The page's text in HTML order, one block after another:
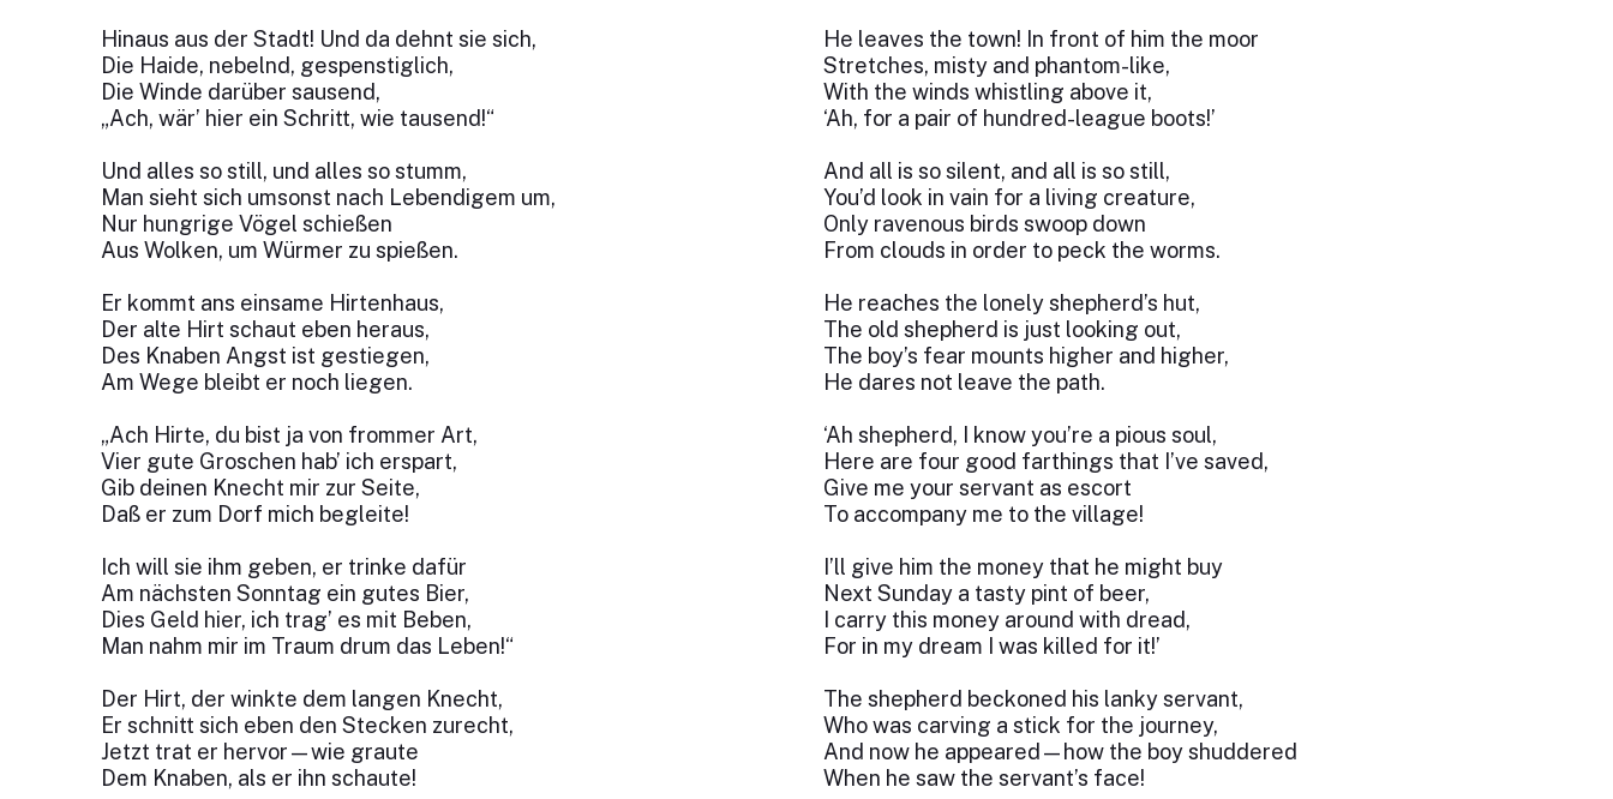
Hinaus aus der Stadt! Und da dehnt sie sich,
Die Haide, nebelnd, gespenstiglich,
Die Winde darüber sausend,
„Ach, wär’ hier ein Schritt, wie tausend!“
Und alles so still, und alles so stumm,
Man sieht sich umsonst nach Lebendigem um,
Nur hungrige Vögel schießen
Aus Wolken, um Würmer zu spießen.
Er kommt ans einsame Hirtenhaus,
Der alte Hirt schaut eben heraus,
Des Knaben Angst ist gestiegen,
Am Wege bleibt er noch liegen.
„Ach Hirte, du bist ja von frommer Art,
Vier gute Groschen hab’ ich erspart,
Gib deinen Knecht mir zur Seite,
Daß er zum Dorf mich begleite!
Ich will sie ihm geben, er trinke dafür
Am nächsten Sonntag ein gutes Bier,
Dies Geld hier, ich trag’ es mit Beben,
Man nahm mir im Traum drum das Leben!“
Der Hirt, der winkte dem langen Knecht,
Er schnitt sich eben den Stecken zurecht,
Jetzt trat er hervor—wie graute
Dem Knaben, als er ihn schaute!
He leaves the town! In front of him the moor
Stretches, misty and phantom-like,
With the winds whistling above it,
‘Ah, for a pair of hundred-league boots!’
And all is so silent, and all is so still,
You’d look in vain for a living creature,
Only ravenous birds swoop down
From clouds in order to peck the worms.
He reaches the lonely shepherd’s hut,
The old shepherd is just looking out,
The boy’s fear mounts higher and higher,
He dares not leave the path.
‘Ah shepherd, I know you’re a pious soul,
Here are four good farthings that I’ve saved,
Give me your servant as escort
To accompany me to the village!
I’ll give him the money that he might buy
Next Sunday a tasty pint of beer,
I carry this money around with dread,
For in my dream I was killed for it!’
The shepherd beckoned his lanky servant,
Who was carving a stick for the journey,
And now he appeared—how the boy shuddered
When he saw the servant’s face!